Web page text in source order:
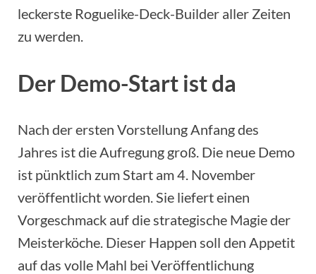
leckerste Roguelike-Deck-Builder aller Zeiten
zu werden.
Der Demo-Start ist da
Nach der ersten Vorstellung Anfang des
Jahres ist die Aufregung groß. Die neue Demo
ist pünktlich zum Start am 4. November
veröffentlicht worden. Sie liefert einen
Vorgeschmack auf die strategische Magie der
Meisterköche. Dieser Happen soll den Appetit
auf das volle Mahl bei Veröffentlichung